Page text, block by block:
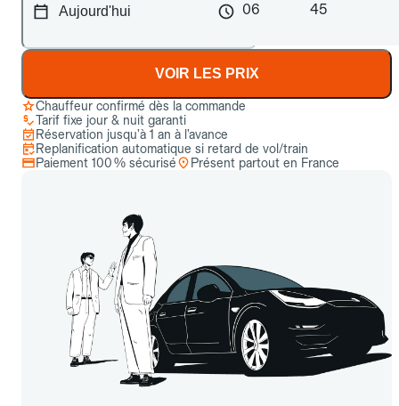
06 45
VOIR LES PRIX
Chauffeur confirmé dès la commande
Tarif fixe jour & nuit garanti
Réservation jusqu’à 1 an à l’avance
Replanification automatique si retard de vol/train
Paiement 100 % sécurisé
Présent partout en France